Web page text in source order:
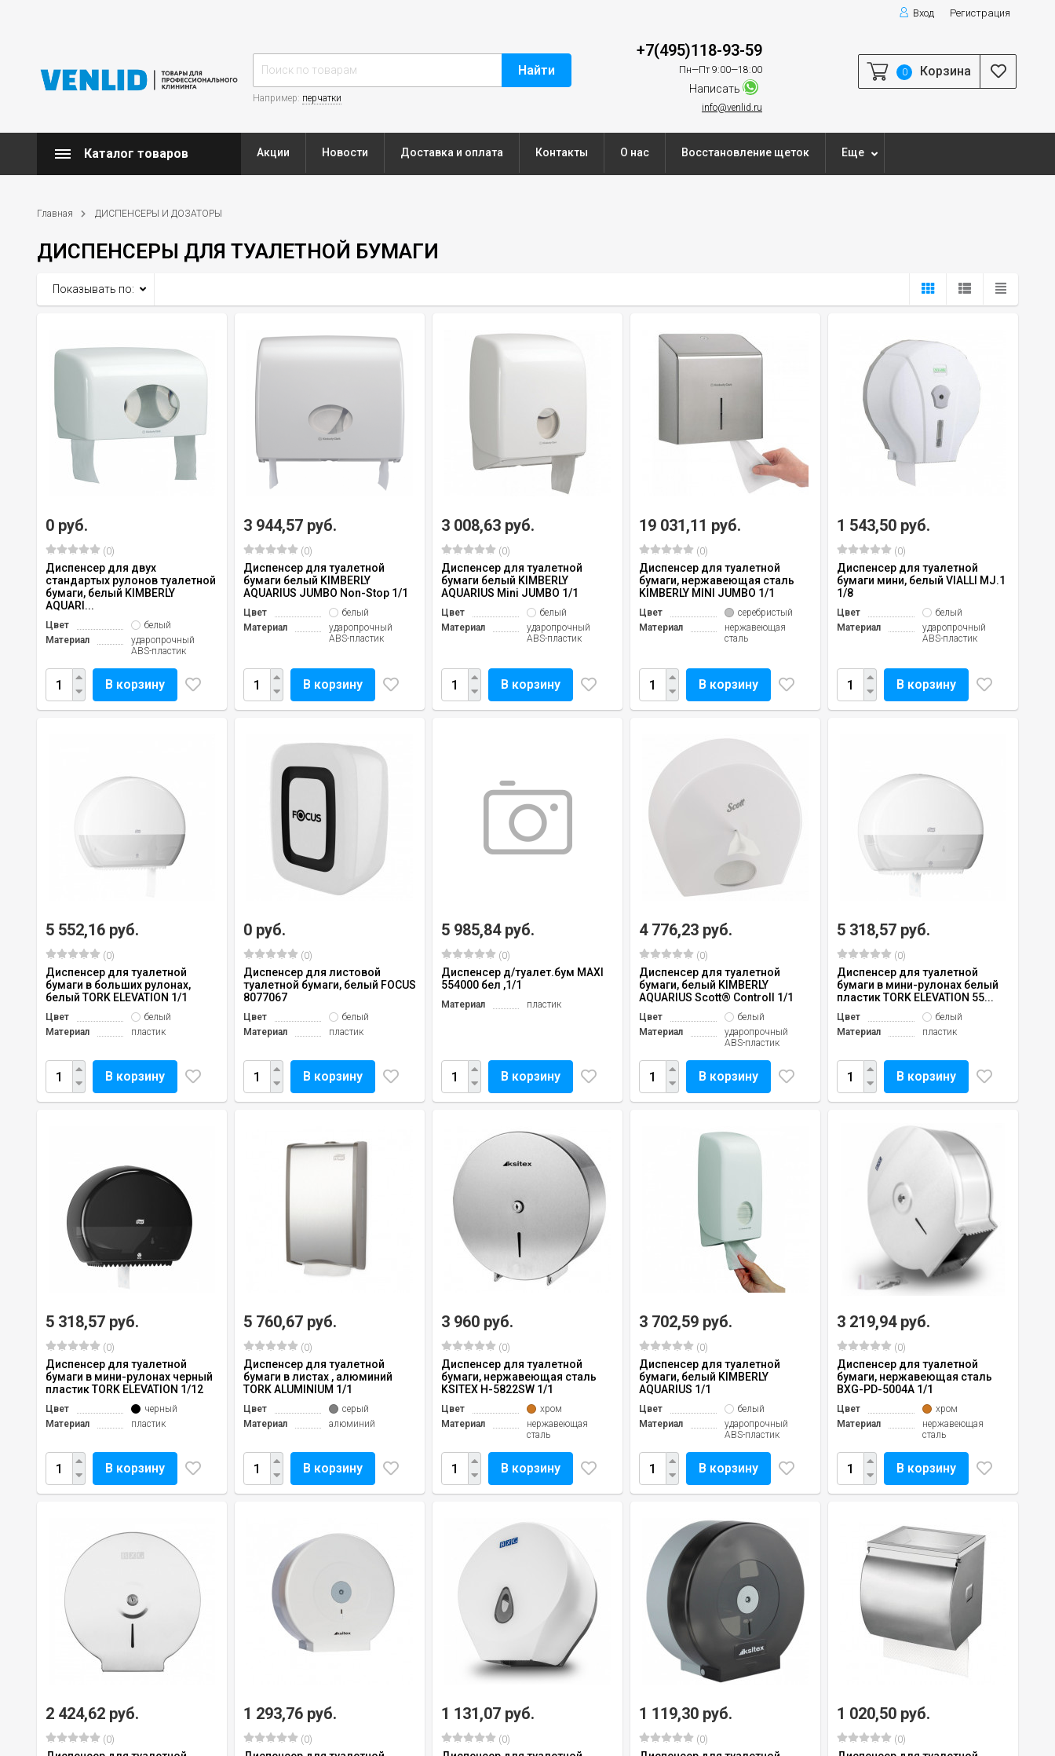
Вход Регистрация
Найти
Например: перчатки
+7(495)118-93-59
Пн—Пт 9:00—18:00
Написать
info@venlid.ru
0 Корзина
Каталог товаров Акции Новости Доставка и оплата Контакты О нас Восстановление щеток Еще
Главная ДИСПЕНСЕРЫ И ДОЗАТОРЫ
ДИСПЕНСЕРЫ ДЛЯ ТУАЛЕТНОЙ БУМАГИ
Показывать по:
0 руб.
(0)
Диспенсер для двух
стандартых рулонов туалетной
бумаги, белый KIMBERLY
AQUARI...
Цвет
белый
Материал
ударопрочный
ABS-пластик
В корзину
3 944,57 руб.
(0)
Диспенсер для туалетной
бумаги белый KIMBERLY
AQUARIUS JUMBO Non-Stop 1/1
Цвет
белый
Материал
ударопрочный
ABS-пластик
В корзину
3 008,63 руб.
(0)
Диспенсер для туалетной
бумаги белый KIMBERLY
AQUARIUS Mini JUMBO 1/1
Цвет
белый
Материал
ударопрочный
ABS-пластик
В корзину
19 031,11 руб.
(0)
Диспенсер для туалетной
бумаги, нержавеющая сталь
KIMBERLY MINI JUMBO 1/1
Цвет
серебристый
Материал
нержавеющая
сталь
В корзину
1 543,50 руб.
(0)
Диспенсер для туалетной
бумаги мини, белый VIALLI MJ.1
1/8
Цвет
белый
Материал
ударопрочный
ABS-пластик
В корзину
5 552,16 руб.
(0)
Диспенсер для туалетной
бумаги в больших рулонах,
белый TORK ELEVATION 1/1
Цвет
белый
Материал
пластик
В корзину
0 руб.
(0)
Диспенсер для листовой
туалетной бумаги, белый FOCUS
8077067
Цвет
белый
Материал
пластик
В корзину
5 985,84 руб.
(0)
Диспенсер д/туалет.бум MAXI
554000 бел ,1/1
Материал пластик
В корзину
4 776,23 руб.
(0)
Диспенсер для туалетной
бумаги, белый KIMBERLY
AQUARIUS Scott® Controll 1/1
Цвет
белый
Материал
ударопрочный
ABS-пластик
В корзину
5 318,57 руб.
(0)
Диспенсер для туалетной
бумаги в мини-рулонах белый
пластик TORK ELEVATION 55...
Цвет
белый
Материал
пластик
В корзину
5 318,57 руб.
(0)
Диспенсер для туалетной
бумаги в мини-рулонах черный
пластик TORK ELEVATION 1/12
Цвет
черный
Материал
пластик
В корзину
5 760,67 руб.
(0)
Диспенсер для туалетной
бумаги в листах , алюминий
TORK ALUMINIUM 1/1
Цвет
серый
Материал
алюминий
В корзину
3 960 руб.
(0)
Диспенсер для туалетной
бумаги, нержавеющая сталь
KSITEX H-5822SW 1/1
Цвет
хром
Материал
нержавеющая
сталь
В корзину
3 702,59 руб.
(0)
Диспенсер для туалетной
бумаги, белый KIMBERLY
AQUARIUS 1/1
Цвет
белый
Материал
ударопрочный
ABS-пластик
В корзину
3 219,94 руб.
(0)
Диспенсер для туалетной
бумаги, нержавеющая сталь
BXG-PD-5004А 1/1
Цвет
хром
Материал
нержавеющая
сталь
В корзину
2 424,62 руб.
(0)
1 293,76 руб.
(0)
1 131,07 руб.
(0)
1 119,30 руб.
(0)
1 020,50 руб.
(0)